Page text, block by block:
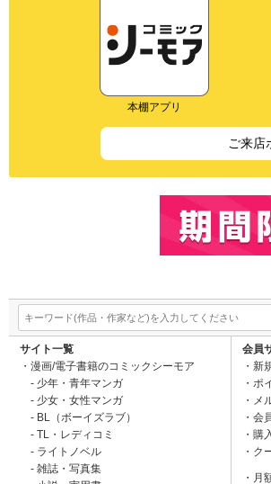
本棚アプリ
ご来店
サイト一覧
漫画/電子書籍のコミックシーモア
少年・青年マンガ
少女・女性マンガ
BL（ボーイズラブ）
TL・レディコミ
ライトノベル
雑誌・写真集
会員
新
ポ
メ
会
購
ク
月